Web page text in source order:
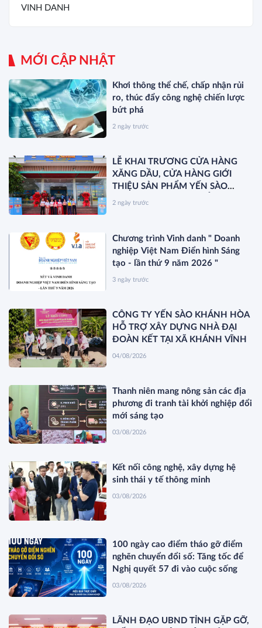
VINH DANH
MỚI CẬP NHẬT
Khơi thông thể chế, chấp nhận rủi
ro, thúc đẩy công nghệ chiến lược
bứt phá
2 ngày trước
LỄ KHAI TRƯƠNG CỬA HÀNG
XĂNG DẦU, CỬA HÀNG GIỚI
THIỆU SẢN PHẨM YẾN SÀO
KHÁNH HÒA VÀ RA MẮT SẢN
2 ngày trước
Chương trình Vinh danh " Doanh
nghiệp Việt Nam Điển hình Sáng
tạo - lần thứ 9 năm 2026 "
3 ngày trước
CÔNG TY YẾN SÀO KHÁNH HÒA
HỖ TRỢ XÂY DỰNG NHÀ ĐẠI
ĐOÀN KẾT TẠI XÃ KHÁNH VĨNH
04/08/2026
Thanh niên mang nông sản các địa
phương đi tranh tài khởi nghiệp đổi
mới sáng tạo
03/08/2026
Kết nối công nghệ, xây dựng hệ
sinh thái y tế thông minh
03/08/2026
100 ngày cao điểm tháo gỡ điểm
nghẽn chuyển đổi số: Tăng tốc để
Nghị quyết 57 đi vào cuộc sống
03/08/2026
LÃNH ĐẠO UBND TỈNH GẶP GỠ,